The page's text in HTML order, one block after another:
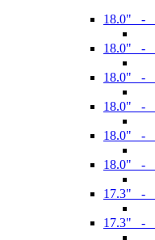
18.0" -
18.0" -
18.0" -
18.0" -
18.0" -
18.0" -
17.3" -
17.3" -